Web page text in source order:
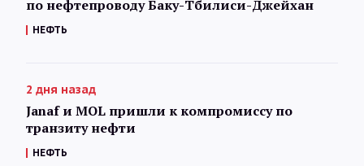
по нефтепроводу Баку-Тбилиси-Джейхан
НЕФТЬ
2 дня назад
Janaf и MOL пришли к компромиссу по
транзиту нефти
НЕФТЬ